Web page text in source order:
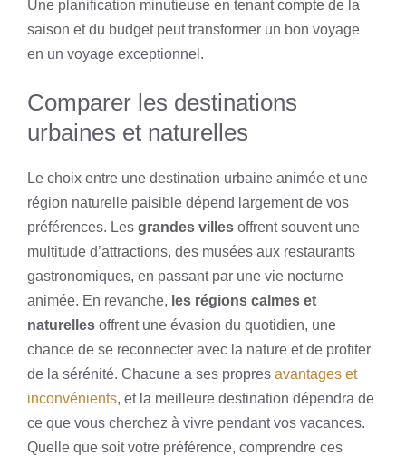
Une planification minutieuse en tenant compte de la
saison et du budget peut transformer un bon voyage
en un voyage exceptionnel.
Comparer les destinations
urbaines et naturelles
Le choix entre une destination urbaine animée et une
région naturelle paisible dépend largement de vos
préférences. Les grandes villes offrent souvent une
multitude d’attractions, des musées aux restaurants
gastronomiques, en passant par une vie nocturne
animée. En revanche, les régions calmes et
naturelles offrent une évasion du quotidien, une
chance de se reconnecter avec la nature et de profiter
de la sérénité. Chacune a ses propres avantages et
inconvénients, et la meilleure destination dépendra de
ce que vous cherchez à vivre pendant vos vacances.
Quelle que soit votre préférence, comprendre ces